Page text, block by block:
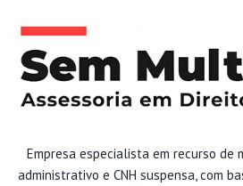
Empresa especialista em recurso de
administrativo e CNH suspensa, com